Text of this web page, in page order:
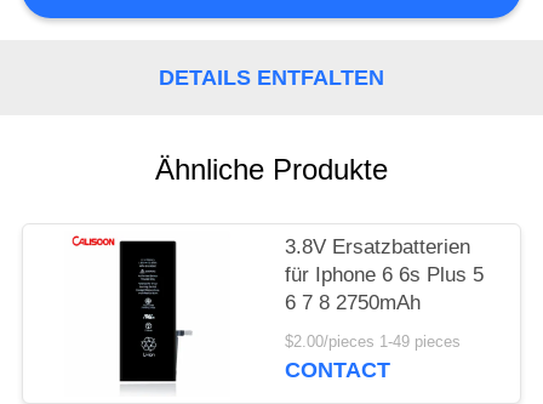
DETAILS ENTFALTEN
Ähnliche Produkte
3.8V Ersatzbatterien
für Iphone 6 6s Plus 5
6 7 8 2750mAh
$2.00/pieces 1-49 pieces
CONTACT